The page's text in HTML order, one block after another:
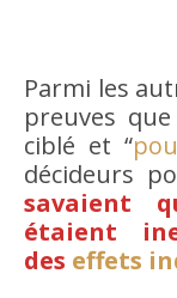
Parmi les
preuves
ciblé et “
décideurs
savaient
étaient
des effets